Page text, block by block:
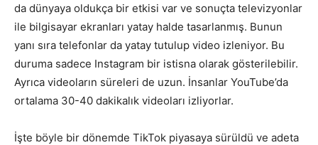
da dünyaya oldukça bir etkisi var ve sonuçta televizyonlar
ile bilgisayar ekranları yatay halde tasarlanmış. Bunun
yanı sıra telefonlar da yatay tutulup video izleniyor. Bu
duruma sadece Instagram bir istisna olarak gösterilebilir.
Ayrıca videoların süreleri de uzun. İnsanlar YouTube’da
ortalama 30-40 dakikalık videoları izliyorlar.
İşte böyle bir dönemde TikTok piyasaya sürüldü ve adeta